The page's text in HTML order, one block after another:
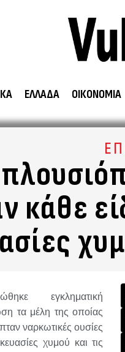
ΕΛΛΑΔΑ ΟΙΚΟΝΟΜΙΑ
κάθε
εγκληματική
τα μέλη της οποίας
ναρκωτικές ουσίες
χυμού και τις